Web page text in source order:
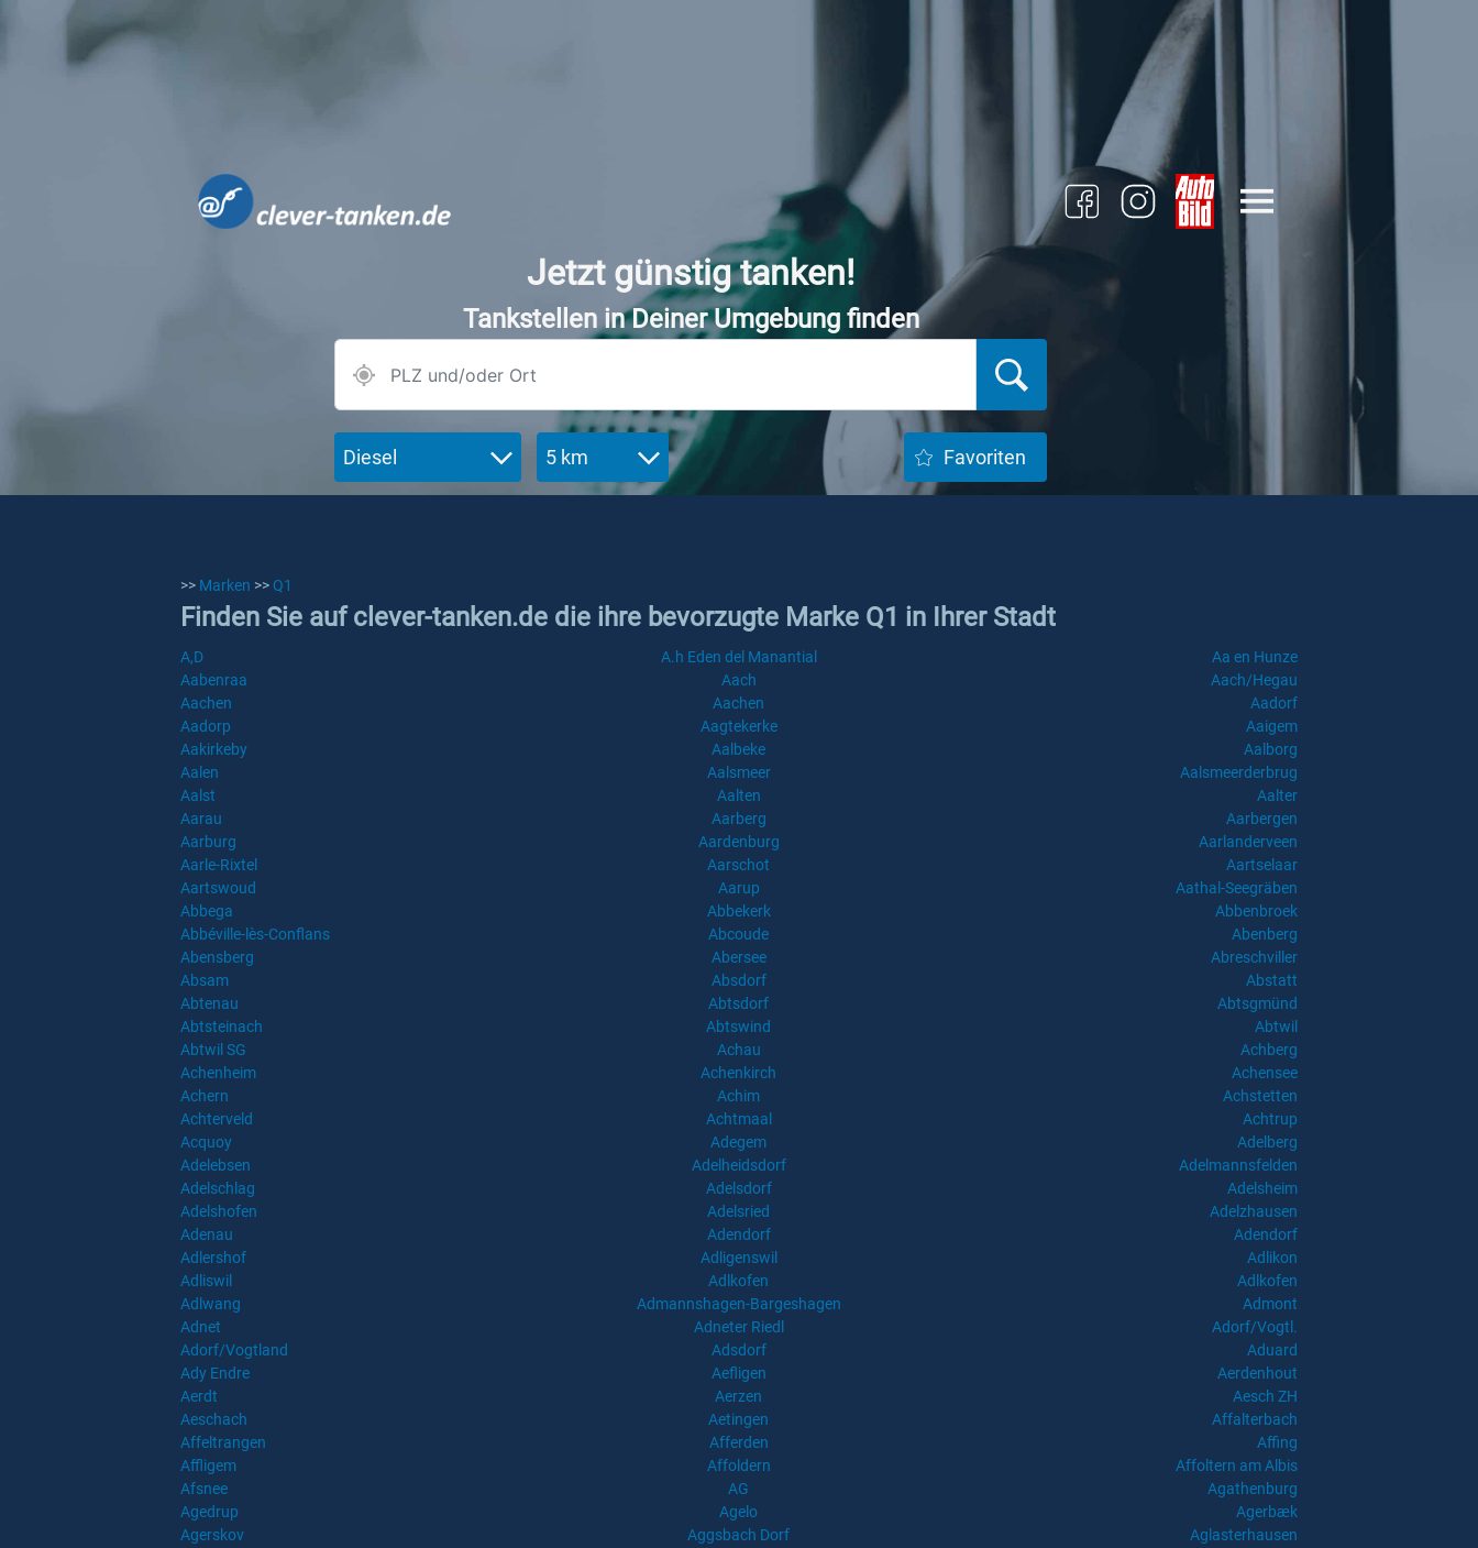
Jetzt günstig tanken!
Tankstellen in Deiner Umgebung finden
Diesel 5 km Favoriten
>> Marken >> Q1
Finden Sie auf clever-tanken.de die ihre bevorzugte Marke Q1 in Ihrer Stadt
A,D A.h Eden del Manantial
Aa en Hunze
Aabenraa
Aach
Aach/Hegau
Aachen
Aachen
Aadorf
Aadorp
Aagtekerke
Aaigem
Aakirkeby
Aalbeke
Aalborg
Aalen
Aalsmeer
Aalsmeerderbrug
Aalst
Aalten
Aalter
Aarau
Aarberg
Aarbergen
Aarburg
Aardenburg
Aarlanderveen
Aarle-Rixtel
Aarschot
Aartselaar
Aartswoud
Aarup
Aathal-Seegräben
Abbega
Abbekerk
Abbenbroek
Abbéville-lès-Conflans
Abcoude
Abenberg
Abensberg
Abersee
Abreschviller
Absam
Absdorf
Abstatt
Abtenau
Abtsdorf
Abtsgmünd
Abtsteinach
Abtswind
Abtwil
Abtwil SG
Achau
Achberg
Achenheim
Achenkirch
Achensee
Achern
Achim
Achstetten
Achterveld
Achtmaal
Achtrup
Acquoy
Adegem
Adelberg
Adelebsen
Adelheidsdorf
Adelmannsfelden
Adelschlag
Adelsdorf
Adelsheim
Adelshofen
Adelsried
Adelzhausen
Adenau
Adendorf
Adendorf
Adlershof
Adligenswil
Adlikon
Adliswil
Adlkofen
Adlkofen
Adlwang
Admannshagen-Bargeshagen
Admont
Adnet
Adneter Riedl
Adorf/Vogtl.
Adorf/Vogtland
Adsdorf
Aduard
Ady Endre
Aefligen
Aerdenhout
Aerdt
Aerzen
Aesch ZH
Aeschach
Aetingen
Affalterbach
Affeltrangen
Afferden
Affing
Affligem
Affoldern
Affoltern am Albis
Afsnee
AG
Agathenburg
Agedrup
Agelo
Agerbæk
Agerskov
Aggsbach Dorf
Aglasterhausen